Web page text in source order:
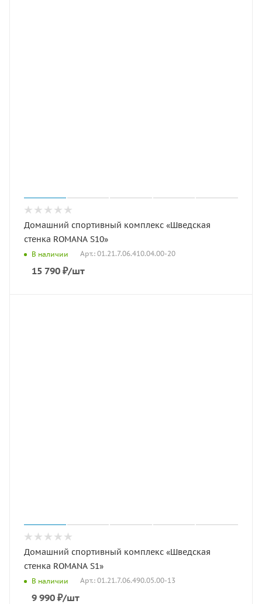
Домашний спортивный комплекс «Шведская
стенка ROMANA S10»
В наличии Арт.: 01.21.7.06.410.04.00-20
15 790 ₽/шт
Домашний спортивный комплекс «Шведская
стенка ROMANA S1»
В наличии Арт.: 01.21.7.06.490.05.00-13
9 990 ₽/шт